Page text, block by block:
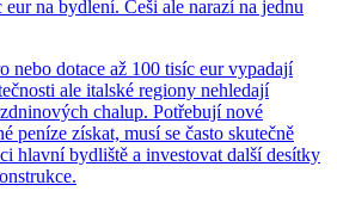
na bydlení. Češi ale narazí na jednu
nebo dotace až 100 tisíc eur vypadají
ale italské regiony nehledají
chalup. Potřebují nové
peníze získat, musí se často skutečně
hlavní bydliště a investovat další desítky